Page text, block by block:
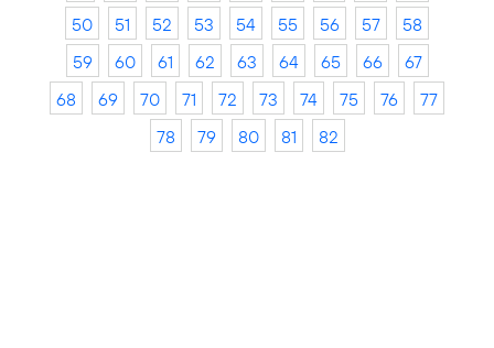
50
51 52 53 54 55 56 57
58
59
60 61 62 63 64 65 66
67
68
69 70 71 72 73 74 75 76
77
78
79 80 81 82